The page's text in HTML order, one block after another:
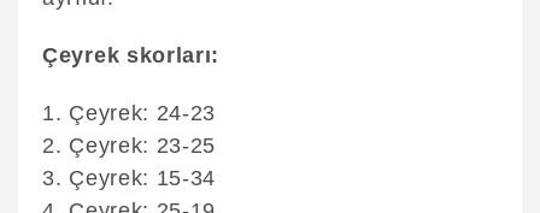
Çeyrek skorları:
1. Çeyrek: 24-23
2. Çeyrek: 23-25
3. Çeyrek: 15-34